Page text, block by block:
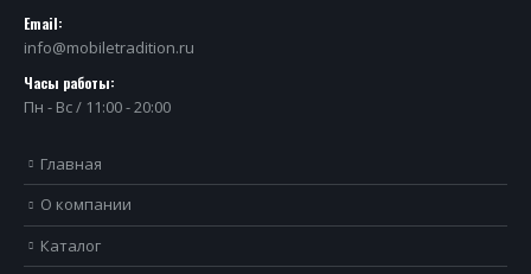
Email:
info@mobiletradition.ru
Часы работы:
Пн - Вс / 11:00 - 20:00
Главная
О компании
Каталог